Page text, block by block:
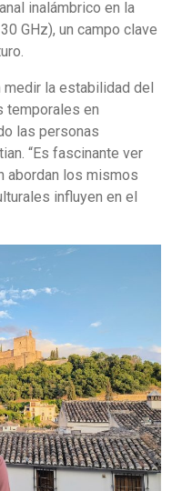
inalámbrico en la
GHz), un campo clave
medir la estabilidad del
temporales en
las personas
“Es fascinante ver
abordan los mismos
influyen en el